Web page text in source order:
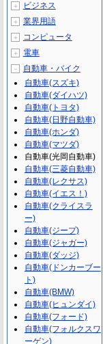
＋ ビジネス
＋ 業界用語
＋ コンピュータ
＋ 電車
－
自動車・バイク
自動車(スズキ)
自動車(ダイハツ)
自動車(トヨタ)
自動車(日野自動車)
自動車(ホンダ)
自動車(マツダ)
自動車(光岡自動車)
自動車(三菱自動車)
自動車(レクサス)
自動車(イエス！)
自動車(クライスラ
ー)
自動車(ジープ)
自動車(ジャガー)
自動車(ダッジ)
自動車(ドンカーブー
ト)
自動車(BMW)
自動車(ヒュンダイ)
自動車(フォード)
自動車(フォルクスワ
ーゲン)